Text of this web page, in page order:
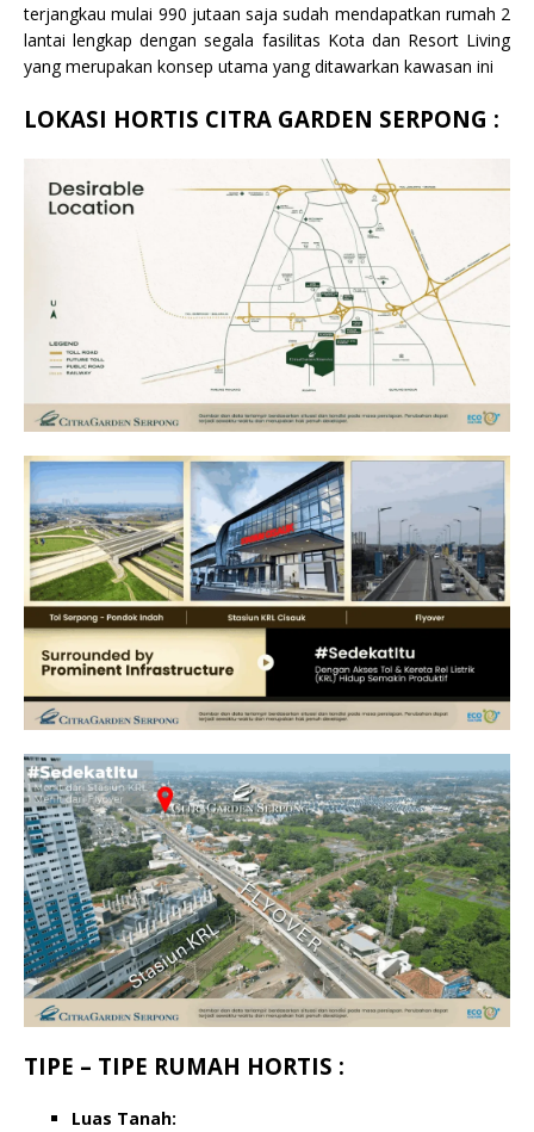
terjangkau mulai 990 jutaan saja sudah mendapatkan rumah 2
lantai lengkap dengan segala fasilitas Kota dan Resort Living
yang merupakan konsep utama yang ditawarkan kawasan ini
LOKASI HORTIS CITRA GARDEN SERPONG :
TIPE – TIPE RUMAH HORTIS :
Luas Tanah: